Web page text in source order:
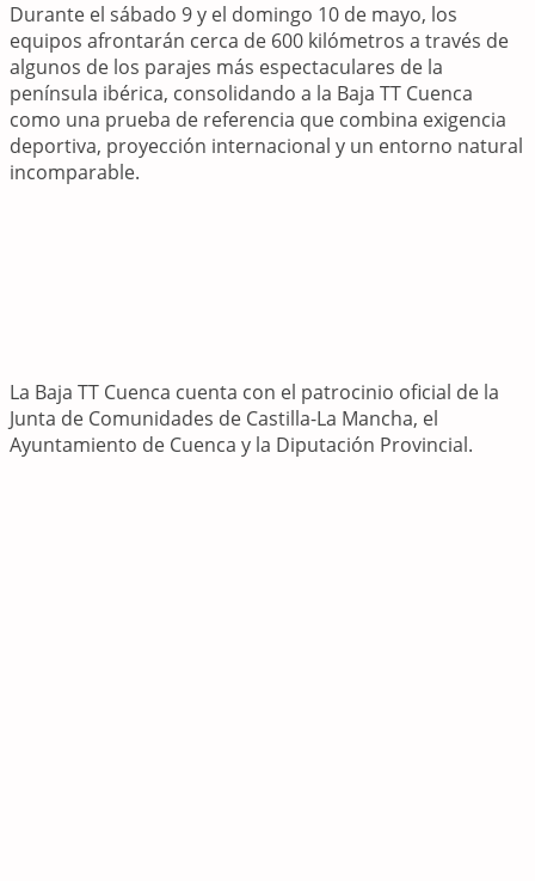
Durante el sábado 9 y el domingo 10 de mayo, los
equipos afrontarán cerca de 600 kilómetros a través de
algunos de los parajes más espectaculares de la
península ibérica, consolidando a la Baja TT Cuenca
como una prueba de referencia que combina exigencia
deportiva, proyección internacional y un entorno natural
incomparable.
La Baja TT Cuenca cuenta con el patrocinio oficial de la
Junta de Comunidades de Castilla-La Mancha, el
Ayuntamiento de Cuenca y la Diputación Provincial.